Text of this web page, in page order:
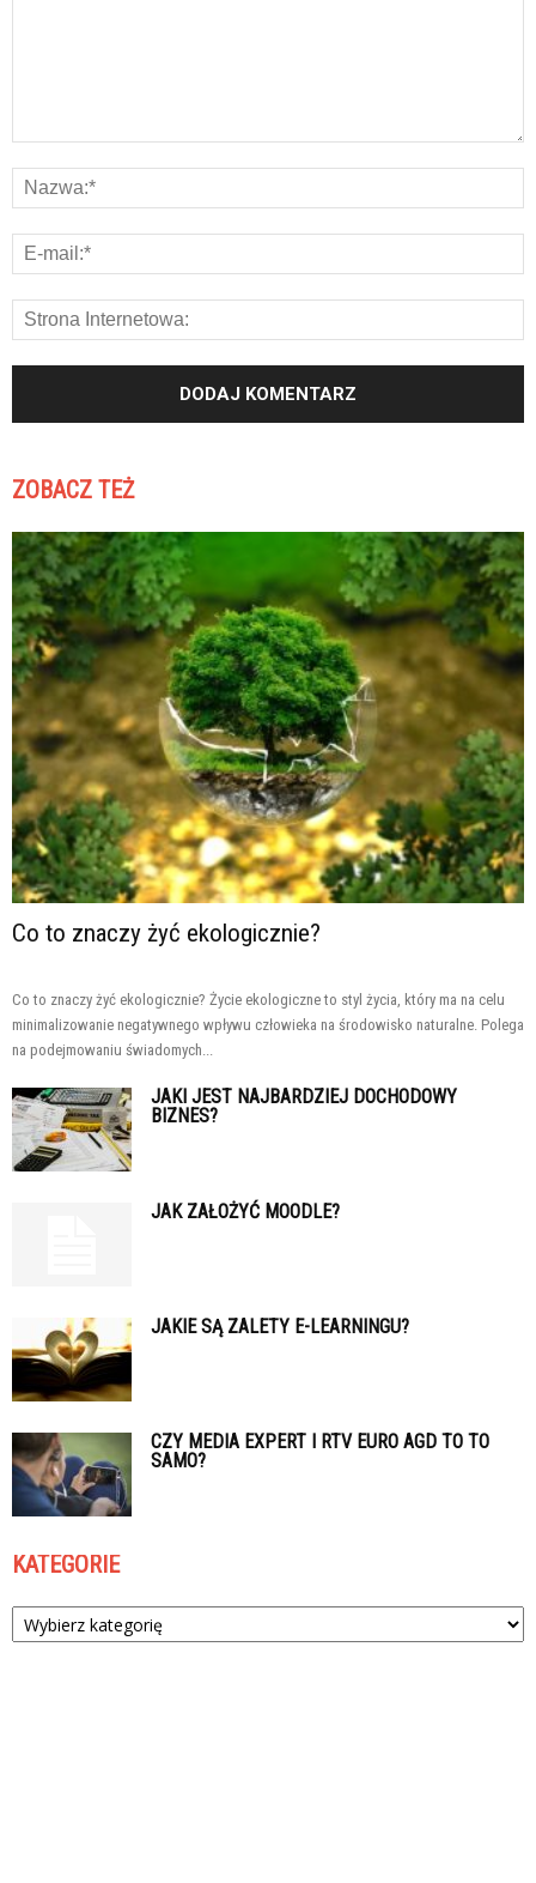
ZOBACZ TEŻ
Co to znaczy żyć ekologicznie?
Co to znaczy żyć ekologicznie? Życie ekologiczne to styl życia, który ma na celu
minimalizowanie negatywnego wpływu człowieka na środowisko naturalne. Polega
na podejmowaniu świadomych...
JAKI JEST NAJBARDZIEJ DOCHODOWY
BIZNES?
JAK ZAŁOŻYĆ MOODLE?
JAKIE SĄ ZALETY E-LEARNINGU?
CZY MEDIA EXPERT I RTV EURO AGD TO TO
SAMO?
KATEGORIE
Kategorie